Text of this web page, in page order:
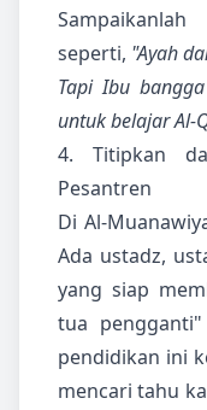
seperti, "Ayah
Tapi Ibu
untuk belajar Al-
4. Titipkan
Pesantren
Di Al-
Ada ustadz,
yang siap
tua pengganti"
pendidikan ini
mencari tahu